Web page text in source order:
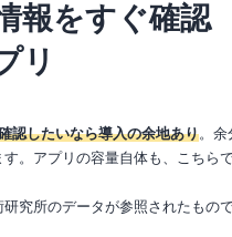
報をすぐ確
リ
認したいなら導入の余地あり。余
。アプリの容量自体も、こちら
究所のデータが参照されたもの